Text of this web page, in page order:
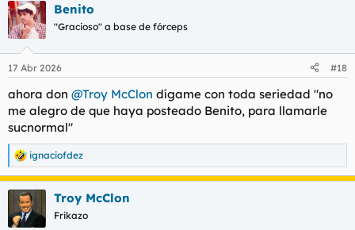
Benito
"Gracioso" a base de fórceps
17 Abr 2026 #18
ahora don @Troy McClon dígame con toda seriedad "no
me alegro de que haya posteado Benito, para llamarle
sucnormal"
R
e
a
c
i
ignaciofdez
Troy McClon
Frikazo